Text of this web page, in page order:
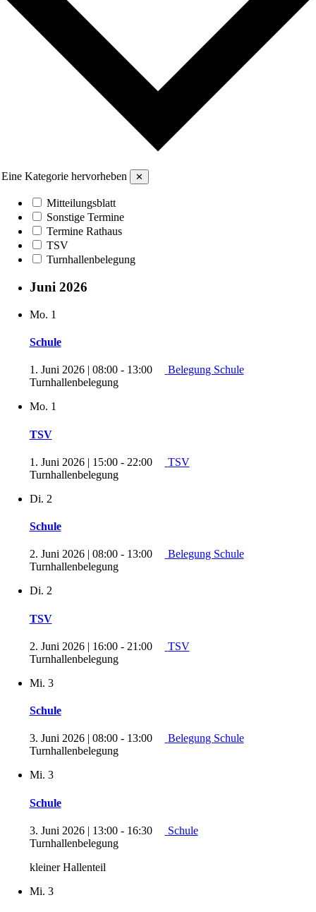
Eine Kategorie hervorheben ✕
Mitteilungsblatt
Sonstige Termine
Termine Rathaus
TSV
Turnhallenbelegung
Juni 2026
Mo. 1
Schule
1. Juni 2026 | 08:00- 13:00
Belegung Schule
Turnhallenbelegung
Mo. 1
TSV
1. Juni 2026 | 15:00- 22:00
TSV
Turnhallenbelegung
Di. 2
Schule
2. Juni 2026 | 08:00- 13:00
Belegung Schule
Turnhallenbelegung
Di. 2
TSV
2. Juni 2026 | 16:00- 21:00
TSV
Turnhallenbelegung
Mi. 3
Schule
3. Juni 2026 | 08:00- 13:00
Belegung Schule
Turnhallenbelegung
Mi. 3
Schule
3. Juni 2026 | 13:00- 16:30
Schule
Turnhallenbelegung
kleiner Hallenteil
Mi. 3